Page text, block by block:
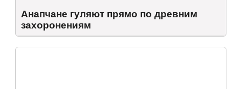
Анапчане гуляют прямо по древним
захоронениям